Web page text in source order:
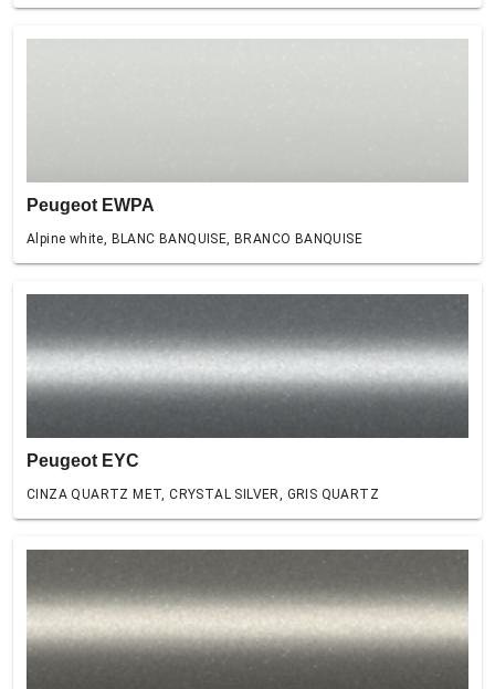
Peugeot EWPA
Alpine white, BLANC BANQUISE, BRANCO BANQUISE
Peugeot EYC
CINZA QUARTZ MET, CRYSTAL SILVER, GRIS QUARTZ